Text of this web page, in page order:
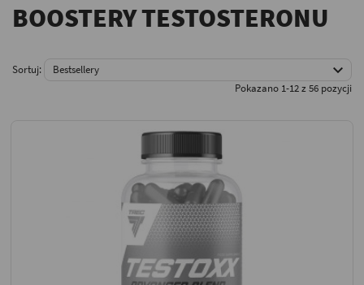
BOOSTERY TESTOSTERONU
Sortuj: Bestsellery 
Pokazano 1-12 z 56 pozycji